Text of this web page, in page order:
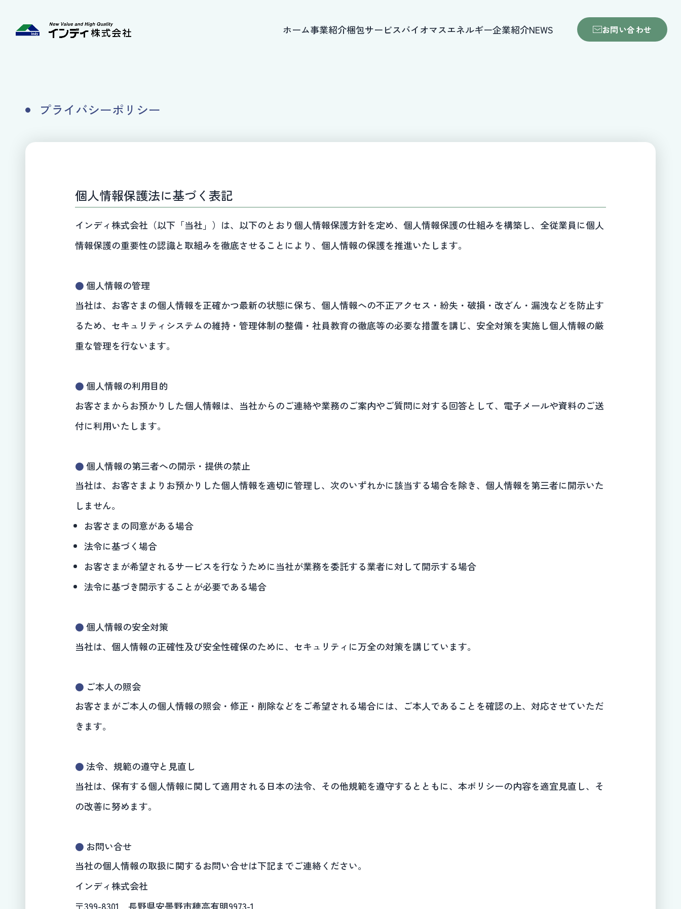
ホーム事業紹介梱包サービスバイオマスエネルギー企業紹介NEWS お問い合わせ
プライバシーポリシー
個人情報保護法に基づく表記
インディ株式会社（以下「当社」）は、以下のとおり個人情報保護方針を定め、個人情報保護の仕組みを構築し、全従業員に個人
情報保護の重要性の認識と取組みを徹底させることにより、個人情報の保護を推進いたします。
個人情報の管理
当社は、お客さまの個人情報を正確かつ最新の状態に保ち、個人情報への不正アクセス・紛失・破損・改ざん・漏洩などを防止す
るため、セキュリティシステムの維持・管理体制の整備・社員教育の徹底等の必要な措置を講じ、安全対策を実施し個人情報の厳
重な管理を行ないます。
個人情報の利用目的
お客さまからお預かりした個人情報は、当社からのご連絡や業務のご案内やご質問に対する回答として、電子メールや資料のご送
付に利用いたします。
個人情報の第三者への開示・提供の禁止
当社は、お客さまよりお預かりした個人情報を適切に管理し、次のいずれかに該当する場合を除き、個人情報を第三者に開示いた
しません。
お客さまの同意がある場合
法令に基づく場合
お客さまが希望されるサービスを行なうために当社が業務を委託する業者に対して開示する場合
法令に基づき開示することが必要である場合
個人情報の安全対策
当社は、個人情報の正確性及び安全性確保のために、セキュリティに万全の対策を講じています。
ご本人の照会
お客さまがご本人の個人情報の照会・修正・削除などをご希望される場合には、ご本人であることを確認の上、対応させていただ
きます。
法令、規範の遵守と見直し
当社は、保有する個人情報に関して適用される日本の法令、その他規範を遵守するとともに、本ポリシーの内容を適宜見直し、そ
の改善に努めます。
お問い合せ
当社の個人情報の取扱に関するお問い合せは下記までご連絡ください。
インディ株式会社
〒399-8301 長野県安曇野市穂高有明9973-1